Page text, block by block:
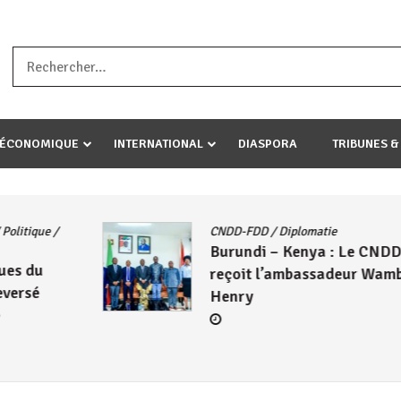
umariye umuryango wawe canke igihugu cakwibarutse
INTERNATIONAL DIASPORA TRIBUNES
FDD
Actualités/East African Community
Politique/Société/UA
Le Président Évariste
Ndayishimiye échange avec
Mahamadou Issoufou sur les